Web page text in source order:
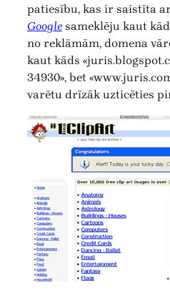
patiesību, kas ir saistīta
Googlesameklēju kaut
no reklāmām, domena
kaut kāds
34930», bet
varētu drīzāk uzticēties